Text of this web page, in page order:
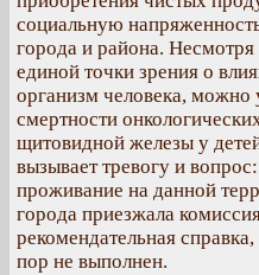
социальную
города и района.
единой точки зрения о
организм человека, можно
смертности
щитовидной железы у
вызывает тревогу и
проживание на данной
города приезжала
рекомендательная
пор не выполнен.